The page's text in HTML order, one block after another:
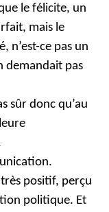
le félicite, un
mais le
n’est-ce pas un
demandait pas
sûr donc qu’au
positif, perçu
politique. Et